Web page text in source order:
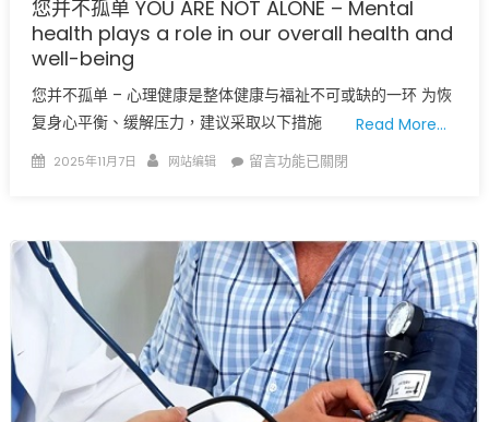
您并不孤单 YOU ARE NOT ALONE – Mental
health plays a role in our overall health and
well-being
您并不孤单 – 心理健康是整体健康与福祉不可或缺的一环 为恢
复身心平衡、缓解压力，建议采取以下措施
Read More…
Posted
2025年11月7日 Author
网站编辑
在
孤
单
YOU
ARE
NOT
ALONE
–
留言功能已關閉